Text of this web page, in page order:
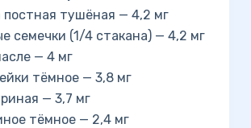
постная тушёная — 4,2 мг
семечки (1/4 стакана) — 4,2 мг
— 4 мг
тёмное — 3,8 мг
— 3,7 мг
тёмное — 2,4 мг